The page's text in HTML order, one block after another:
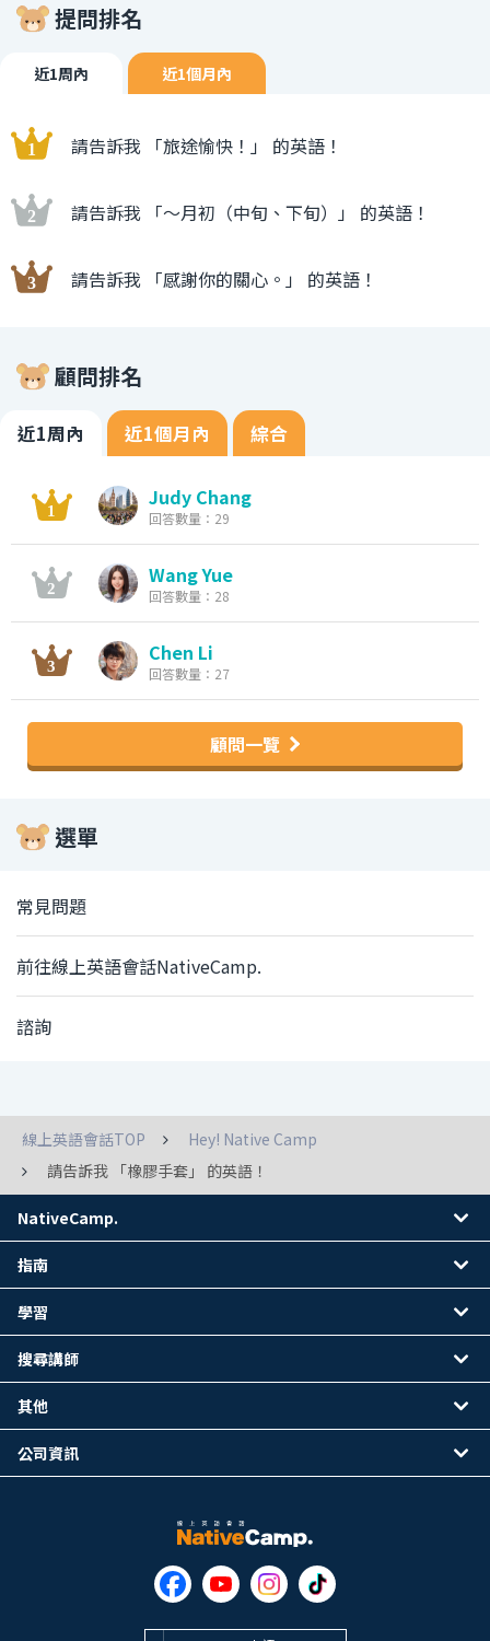
提問排名
近1周內 近1個月內
請告訴我 「旅途愉快！」 的英語！
請告訴我 「〜月初（中旬、下旬）」 的英語！
請告訴我 「感謝你的關心。」 的英語！
顧問排名
近1周內 近1個月內 綜合
Judy Chang
回答數量：29
Wang Yue
回答數量：28
Chen Li
回答數量：27
顧問一覽
選單
常見問題
前往線上英語會話NativeCamp.
諮詢
線上英語會話TOP
Hey! Native Camp
請告訴我 「橡膠手套」 的英語！
NativeCamp.
指南
學習
搜尋講師
其他
公司資訊